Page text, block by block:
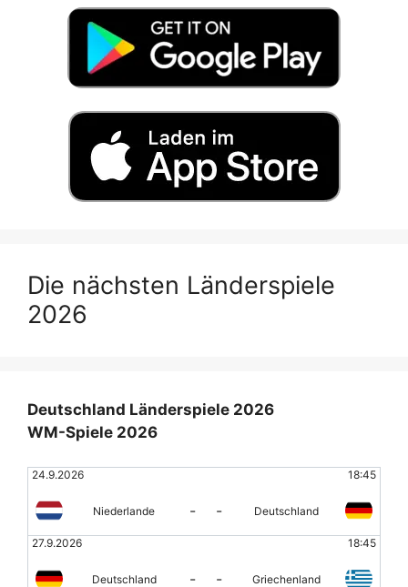
Die nächsten Länderspiele
2026
Deutschland Länderspiele 2026
WM-Spiele 2026
24.9.2026 18:45
Niederlande - - Deutschland
27.9.2026 18:45
Deutschland - - Griechenland